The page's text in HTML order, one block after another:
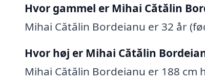
Hvor gammel er Mihai Cătălin
Mihai Cătălin Bordeianu er 32 år
Hvor høj er Mihai Cătălin
Mihai Cătălin Bordeianu er 188 cm